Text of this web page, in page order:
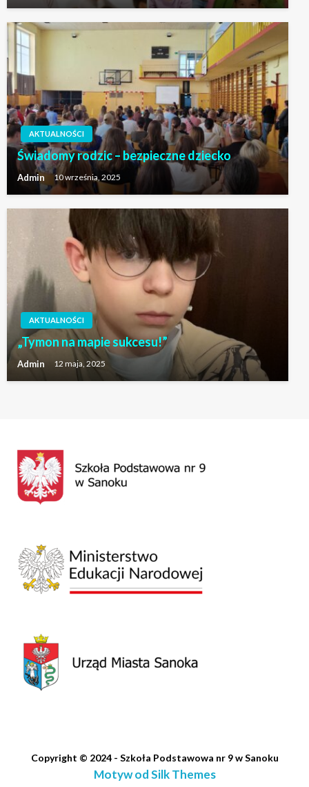
AKTUALNOŚCI
Świadomy rodzic – bezpieczne dziecko
Admin 10 września, 2025
AKTUALNOŚCI
„Tymon na mapie sukcesu!”
Admin 12 maja, 2025
Copyright © 2024 - Szkoła Podstawowa nr 9 w Sanoku
Motyw od Silk Themes